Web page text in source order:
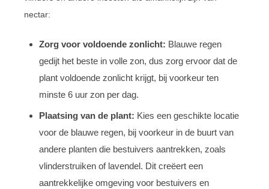
nectar:
Zorg voor voldoende zonlicht: Blauwe regen
gedijt het beste in volle zon, dus zorg ervoor dat de
plant voldoende zonlicht krijgt, bij voorkeur ten
minste 6 uur zon per dag.
Plaatsing van de plant: Kies een geschikte locatie
voor de blauwe regen, bij voorkeur in de buurt van
andere planten die bestuivers aantrekken, zoals
vlinderstruiken of lavendel. Dit creëert een
aantrekkelijke omgeving voor bestuivers en